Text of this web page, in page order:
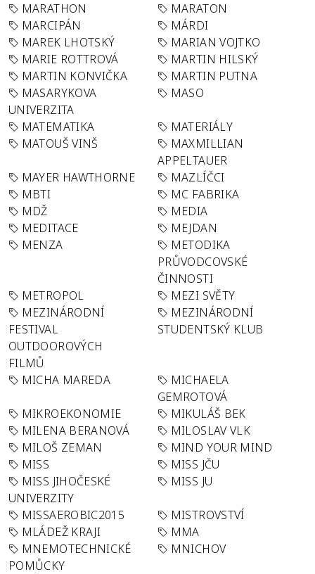
MARATHON
MARATON
MARCIPÁN
MÁRDI
MAREK LHOTSKÝ
MARIAN VOJTKO
MARIE ROTTROVÁ
MARTIN HILSKÝ
MARTIN KONVIČKA
MARTIN PUTNA
MASARYKOVA
UNIVERZITA
MASO
MATEMATIKA
MATERIÁLY
MATOUŠ VINŠ
MAXMILLIAN
APPELTAUER
MAYER HAWTHORNE
MAZLÍČCI
MBTI
MC FABRIKA
MDŽ
MEDIA
MEDITACE
MEJDAN
MENZA
METODIKA
PRŮVODCOVSKÉ
ČINNOSTI
METROPOL
MEZI SVĚTY
MEZINÁRODNÍ
FESTIVAL
OUTDOOROVÝCH
FILMŮ
MEZINÁRODNÍ
STUDENTSKÝ KLUB
MICHA MAREDA
MICHAELA
GEMROTOVÁ
MIKROEKONOMIE
MIKULÁŠ BEK
MILENA BERANOVÁ
MILOSLAV VLK
MILOŠ ZEMAN
MIND YOUR MIND
MISS
MISS JČU
MISS JIHOČESKÉ
UNIVERZITY
MISS JU
MISSAEROBIC2015
MISTROVSTVÍ
MLÁDEŽ KRAJI
MMA
MNEMOTECHNICKÉ
POMŮCKY
MNICHOV